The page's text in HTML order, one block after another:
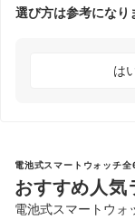
選び方は参考になり
は
電池式スマートウォッチ全
おすすめ人気
電池式スマートウォ